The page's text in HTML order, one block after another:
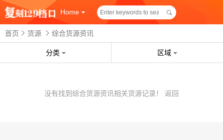
Home
首页 货源 综合货源资讯
分类 区域
没有找到综合货源资讯相关货源记录！ 返回